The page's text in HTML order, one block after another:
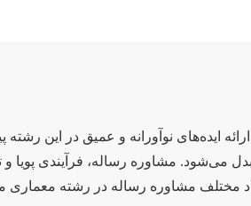
ایده‌های نوآورانه و عمیق در این
مشاوره رساله، فرآیندی پویا و
مختلف مشاوره رساله در رشته معماری